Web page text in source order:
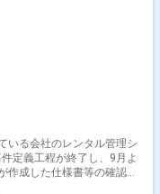
いる会社のレンタル管理シ
定義工程が終了し、9月よ
作成した仕様書等の確認を